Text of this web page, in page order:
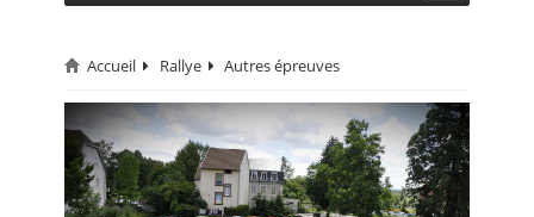
CIRCUIT
RALLYE
MONTAGNE
Accueil Rallye Autres épreuves